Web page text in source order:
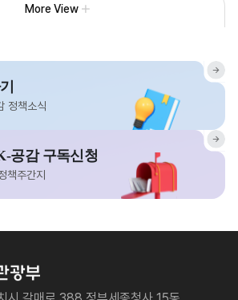
More View
정책소식
공감 구독신청
책주간지